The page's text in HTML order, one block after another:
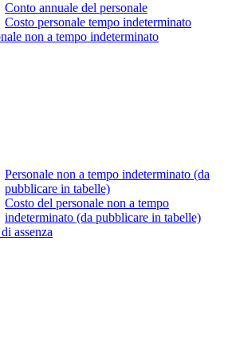
Conto annuale del personale
Costo personale tempo indeterminato
non a tempo indeterminato
Personale non a tempo indeterminato (da
pubblicare in tabelle)
Costo del personale non a tempo
indeterminato (da pubblicare in tabelle)
assenza